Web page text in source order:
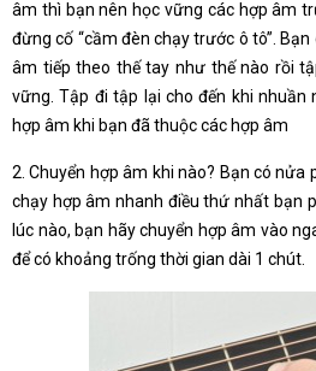
âm thì bạn nên học vững các hợp âm
đừng cố “cầm đèn chạy trước ô tô”.
âm tiếp theo thế tay như thế nào rồi
vững. Tập đi tập lại cho đến khi nhuần
hợp âm khi bạn đã thuộc các hợp âm
2. Chuyển hợp âm khi nào? Bạn có nửa
chạy hợp âm nhanh điều thứ nhất bạn
lúc nào, bạn hãy chuyển hợp âm vào
để có khoảng trống thời gian dài 1 chút.